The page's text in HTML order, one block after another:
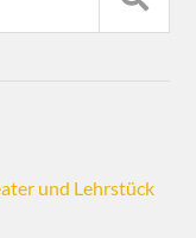
und Lehrstück